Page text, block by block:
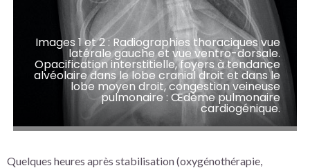
Images 1 et 2 : Radiographies thoraciques vue
latérale gauche et vue ventro-dorsale.
Opacification interstitielle, foyers à tendance
alvéolaire dans le lobe cranial droit et dans le
lobe moyen droit, congestion veineuse
pulmonaire : Œdème pulmonaire
cardiogénique.
Quelques heures après stabilisation (oxygénothérapie,